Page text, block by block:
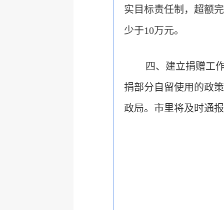
实目标责任制，超额
少于10万元。
四、建立捐赠工
捐部分自留使用的政
政局。市里将及时通